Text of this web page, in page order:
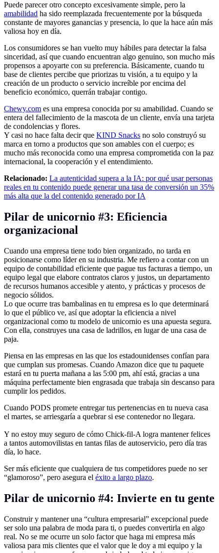
Puede parecer otro concepto excesivamente simple, pero la
amabilidad ha sido reemplazada frecuentemente por la búsqueda
constante de mayores ganancias y presencia, lo que la hace aún más
valiosa hoy en día.
Los consumidores se han vuelto muy hábiles para detectar la falsa
sinceridad, así que cuando encuentran algo genuino, son mucho más
propensos a apoyarte con su preferencia. Básicamente, cuando tu
base de clientes percibe que priorizas tu visión, a tu equipo y la
creación de un producto o servicio increíble por encima del
beneficio económico, querrán trabajar contigo.
Chewy.com es una empresa conocida por su amabilidad. Cuando se
entera del fallecimiento de la mascota de un cliente, envía una tarjeta
de condolencias y flores.
Y casi no hace falta decir que KIND Snacks no solo construyó su
marca en torno a productos que son amables con el cuerpo; es
mucho más reconocida como una empresa comprometida con la paz
internacional, la cooperación y el entendimiento.
Relacionado: La autenticidad supera a la IA: por qué usar personas
reales en tu contenido puede generar una tasa de conversión un 35%
más alta que la del contenido generado por IA
Pilar de unicornio #3: Eficiencia
organizacional
Cuando una empresa tiene todo bien organizado, no tarda en
posicionarse como líder en su industria. Me refiero a contar con un
equipo de contabilidad eficiente que pague tus facturas a tiempo, un
equipo legal que elabore contratos claros y justos, un departamento
de recursos humanos accesible y atento, y prácticas y procesos de
negocio sólidos.
Lo que ocurre tras bambalinas en tu empresa es lo que determinará
lo que el público ve, así que adoptar la eficiencia a nivel
organizacional como tu modelo de unicornio es una apuesta segura.
Con ella, construyes una casa de ladrillos, en lugar de una casa de
paja.
Piensa en las empresas en las que los estadounidenses confían para
que cumplan sus promesas. Cuando Amazon dice que tu paquete
estará en tu puerta mañana a las 5:00 pm, ahí está, gracias a una
máquina perfectamente bien engrasada que trabaja sin descanso para
cumplir los pedidos.
Cuando PODS promete entregar tus pertenencias en tu nueva casa
el martes, se arriesgaría a quebrar si ese contenedor no llegara.
Y no estoy muy seguro de cómo Chick-fil-A logra mantener felices
a tantos automovilistas en tantas filas de autoservicio, pero día tras
día, lo hace.
Ser más eficiente que cualquiera de tus competidores puede no ser
“glamoroso”, pero asegura el éxito a largo plazo.
Pilar de unicornio #4: Invierte en tu gente
Construir y mantener una “cultura empresarial” excepcional puede
ser solo una palabra de moda para ti, o puedes convertirla en algo
real. No se me ocurre un solo factor que haga mi empresa más
valiosa para mis clientes que el valor que le doy a mi equipo y la